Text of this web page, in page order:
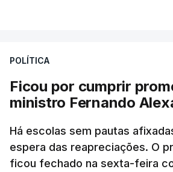
POLÍTICA
Ficou por cumprir
ministro Fernando
Há escolas sem pautas
espera das reapreciações. O
ficou fechado na sexta-feira